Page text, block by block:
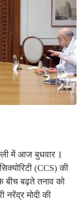
में आज बुधवार 1
(CCS) की
बीच बढ़ते तनाव को
नरेंद्र मोदी की